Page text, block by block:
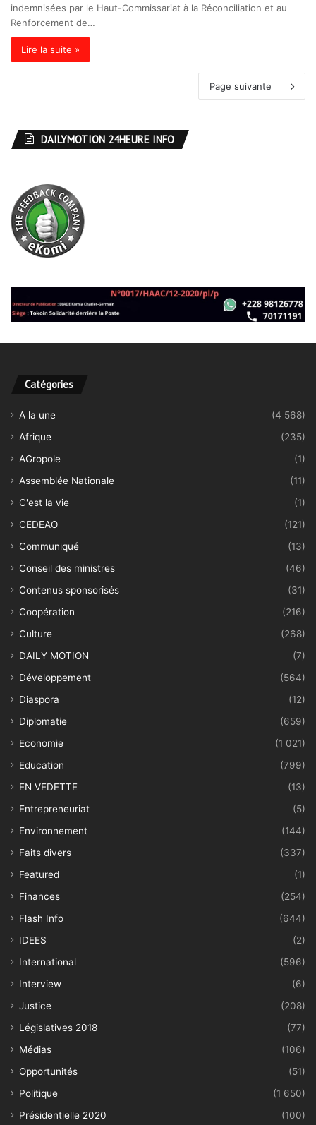
indemnisées par le Haut-Commissariat à la Réconciliation et au
Renforcement de…
Lire la suite »
Page suivante
DAILYMOTION 24HEURE INFO
Catégories
A la une
(4 568)
Afrique
(235)
AGropole
(1)
Assemblée Nationale
(11)
C'est la vie
(1)
CEDEAO
(121)
Communiqué
(13)
Conseil des ministres
(46)
Contenus sponsorisés
(31)
Coopération
(216)
Culture
(268)
DAILY MOTION
(7)
Développement
(564)
Diaspora
(12)
Diplomatie
(659)
Economie
(1 021)
Education
(799)
EN VEDETTE
(13)
Entrepreneuriat
(5)
Environnement
(144)
Faits divers
(337)
Featured
(1)
Finances
(254)
Flash Info
(644)
IDEES
(2)
International
(596)
Interview
(6)
Justice
(208)
Législatives 2018
(77)
Médias
(106)
Opportunités
(51)
Politique
(1 650)
Présidentielle 2020
(100)